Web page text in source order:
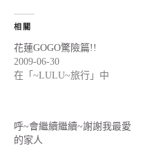
相關
花蓮GOGO驚險篇!!
2009-06-30
在「~LULU~旅行」中
呼~會繼續繼續~謝謝我最愛
的家人